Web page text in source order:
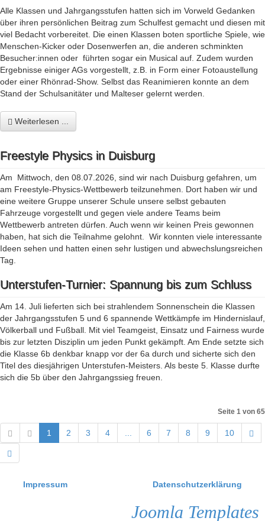
Alle Klassen und Jahrgangsstufen hatten sich im Vorweld Gedanken
über ihren persönlichen Beitrag zum Schulfest gemacht und diesen mit
viel Bedacht vorbereitet. Die einen Klassen boten sportliche Spiele, wie
Menschen-Kicker oder Dosenwerfen an, die anderen schminkten
Besucher:innen oder führten sogar ein Musical auf. Zudem wurden
Ergebnisse einiger AGs vorgestellt, z.B. in Form einer Fotoaustellung
oder einer Rhönrad-Show. Selbst das Reanimieren konnte an dem
Stand der Schulsanitäter und Malteser gelernt werden.
Weiterlesen ...
Freestyle Physics in Duisburg
Am Mittwoch, den 08.07.2026, sind wir nach Duisburg gefahren, um
am Freestyle-Physics-Wettbewerb teilzunehmen. Dort haben wir und
eine weitere Gruppe unserer Schule unsere selbst gebauten
Fahrzeuge vorgestellt und gegen viele andere Teams beim
Wettbewerb antreten dürfen. Auch wenn wir keinen Preis gewonnen
haben, hat sich die Teilnahme gelohnt. Wir konnten viele interessante
Ideen sehen und hatten einen sehr lustigen und abwechslungsreichen
Tag.
Unterstufen-Turnier: Spannung bis zum Schluss
Am 14. Juli lieferten sich bei strahlendem Sonnenschein die Klassen
der Jahrgangsstufen 5 und 6 spannende Wettkämpfe im Hindernislauf,
Völkerball und Fußball. Mit viel Teamgeist, Einsatz und Fairness wurde
bis zur letzten Disziplin um jeden Punkt gekämpft. Am Ende setzte sich
die Klasse 6b denkbar knapp vor der 6a durch und sicherte sich den
Titel des diesjährigen Unterstufen-Meisters. Als beste 5. Klasse durfte
sich die 5b über den Jahrgangssieg freuen.
Seite 1 von 65
1 2 3 4 6 7 8 9 10
Impressum Datenschutzerklärung
Joomla Templates